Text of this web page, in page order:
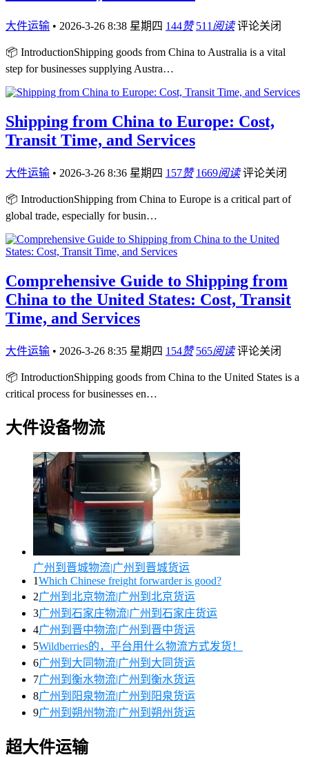
大件运输 • 2026-3-26 8:38 星期四 144赞 511 阅读 评论关闭
📦 IntroductionShipping goods from China to Australia is a vital
step for businesses supplying Austra…
Shipping from China to Europe: Cost,
Transit Time, and Services
大件运输 • 2026-3-26 8:36 星期四 157赞 1669阅读 评论关闭
📦 IntroductionShipping from China to Europe is a critical part of
global trade, especially for busin…
Comprehensive Guide to Shipping from
China to the United States: Cost, Transit
Time, and Services
大件运输 • 2026-3-26 8:35 星期四 154赞 565阅读 评论关闭
📦 IntroductionShipping goods from China to the United States is a
critical process for businesses en…
大件设备物流
广州到晋城物流|广州到晋城货运
1Which Chinese freight forwarder is good?
2广州到北京物流|广州到北京货运
3广州到石家庄物流|广州到石家庄货运
4广州到晋中物流|广州到晋中货运
5Wildberries的，平台用什么物流方式发货！
6广州到大同物流|广州到大同货运
7广州到衡水物流|广州到衡水货运
8广州到阳泉物流|广州到阳泉货运
9广州到朔州物流|广州到朔州货运
超大件运输